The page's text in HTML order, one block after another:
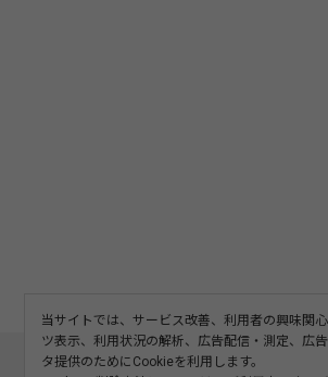
このサイトについて 利用規約
当サイトでは、サービス改善、利用者の興味関
ツ表示、利用状況の解析、広告配信・測定、広
タ提供のためにCookieを利用します。